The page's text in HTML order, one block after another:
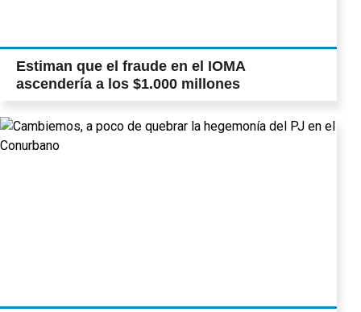
Estiman que el fraude en el IOMA
ascendería a los $1.000 millones